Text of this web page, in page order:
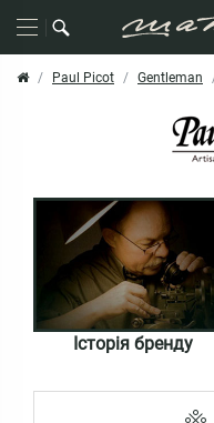
Paul Picot Gentleman
Історія бренду